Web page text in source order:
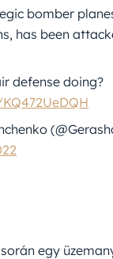
bomber
has been
defense doing?
egy